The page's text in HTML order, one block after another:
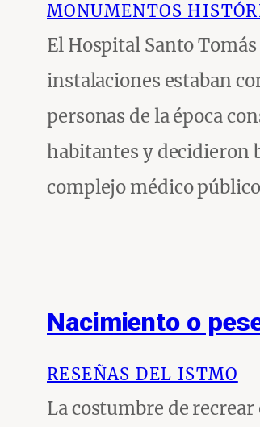
MONUMENTOS
El Hospital Santo
instalaciones estaban
personas de la época
habitantes y decidieron
complejo médico
Nacimiento o
RESEÑAS DEL ISTMO
La costumbre de